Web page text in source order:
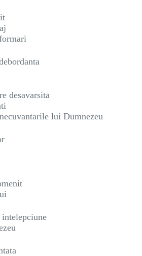
desavarsita
lui Dumnezeu